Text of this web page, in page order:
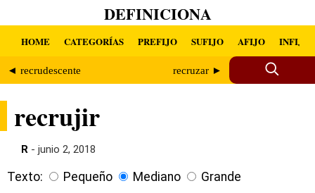
DEFINICIONA
HOME CATEGORÍAS PREFIJO SUFIJO AFIJO INFIJO
◄ recrudescente recruzar ►
recrujir
R - junio 2, 2018
Texto: Pequeño Mediano Grande